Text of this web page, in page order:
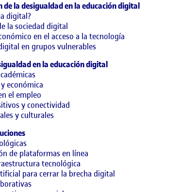
de la desigualdad en la educación digital
digital?
la sociedad digital
en el acceso a la tecnología
en grupos vulnerables
en la educación digital
económica
el empleo
y conectividad
y culturales
de plataformas en línea
tecnológica
para cerrar la brecha digital